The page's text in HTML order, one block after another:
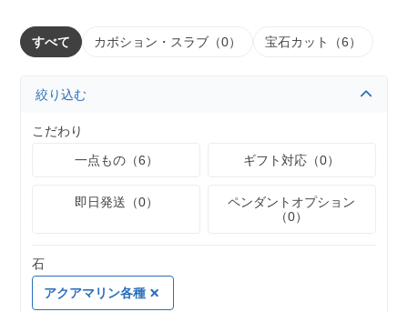
すべて カボション・スラブ（0） 宝石カット（6）
絞り込む
こだわり
一点もの（6）
ギフト対応（0）
即日発送（0）
ペンダントオプション
（0）
石
アクアマリン各種